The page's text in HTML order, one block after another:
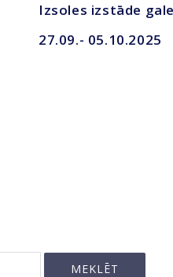
Izsoles izstāde
27.09.- 05.10.2025